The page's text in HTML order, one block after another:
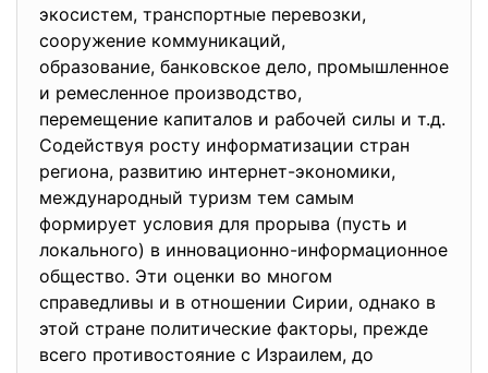
экосистем, транспортные перевозки,
сооружение коммуникаций,
образование, банковское дело, промышленное
и ремесленное производство,
перемещение капиталов и рабочей силы и т.д.
Содействуя росту информатизации стран
региона, развитию интернет-экономики,
международный туризм тем самым
формирует условия для прорыва (пусть и
локального) в инновационно-информационное
общество. Эти оценки во многом
справедливы и в отношении Сирии, однако в
этой стране политические факторы, прежде
всего противостояние с Израилем, до